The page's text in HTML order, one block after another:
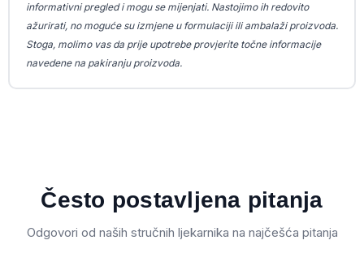
informativni pregled i mogu se mijenjati. Nastojimo ih redovito
ažurirati, no moguće su izmjene u formulaciji ili ambalaži proizvoda.
Stoga, molimo vas da prije upotrebe provjerite točne informacije
navedene na pakiranju proizvoda.
Često postavljena pitanja
Odgovori od naših stručnih ljekarnika na najčešća pitanja